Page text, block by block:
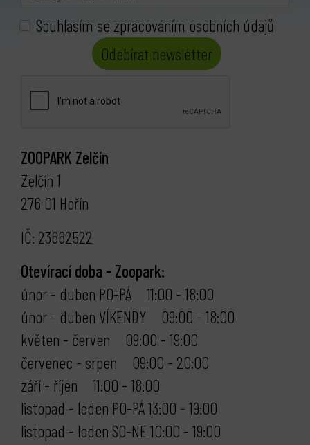
Souhlasím se zpracováním osobních údajů
Odebírat newsletter
ZOOPARK Zelčín
Zelčín 1
276 01 Hořín
IČ: 23662522
Otevírací doba - Zoopark:
únor - duben PO-PÁ 11:00 - 18:00
únor - duben VÍKENDY 09:00 - 18:00
květen - červen 09:00 - 19:00
červenec - srpen 09:00 - 20:00
září - říjen 11:00 - 18:00
listopad - leden PO-PÁ 13:00 - 19:00
listopad - leden SO-NE 10:00 - 19:00